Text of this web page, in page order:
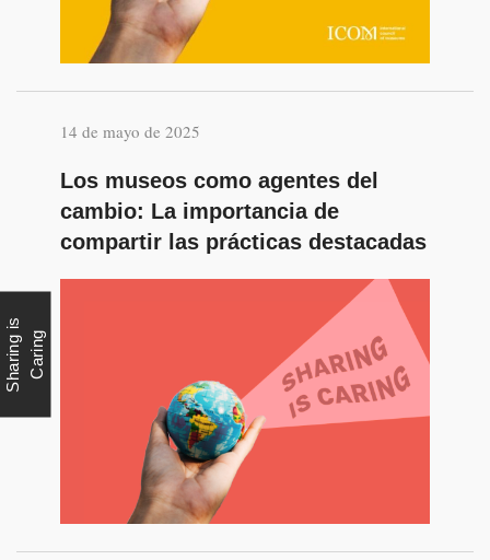
14 de mayo de 2025
Los museos como agentes del
cambio: La importancia de
compartir las prácticas destacadas
S
h
a
r
i
n
g
i
s
C
a
r
i
ng